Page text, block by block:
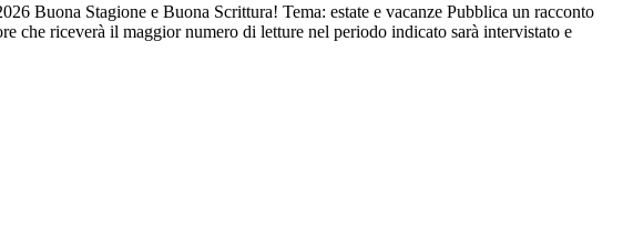
Stagione e Buona Scrittura! Tema: estate e vacanze Pubblica un racconto
che riceverà il maggior numero di letture nel periodo indicato sarà intervistato e